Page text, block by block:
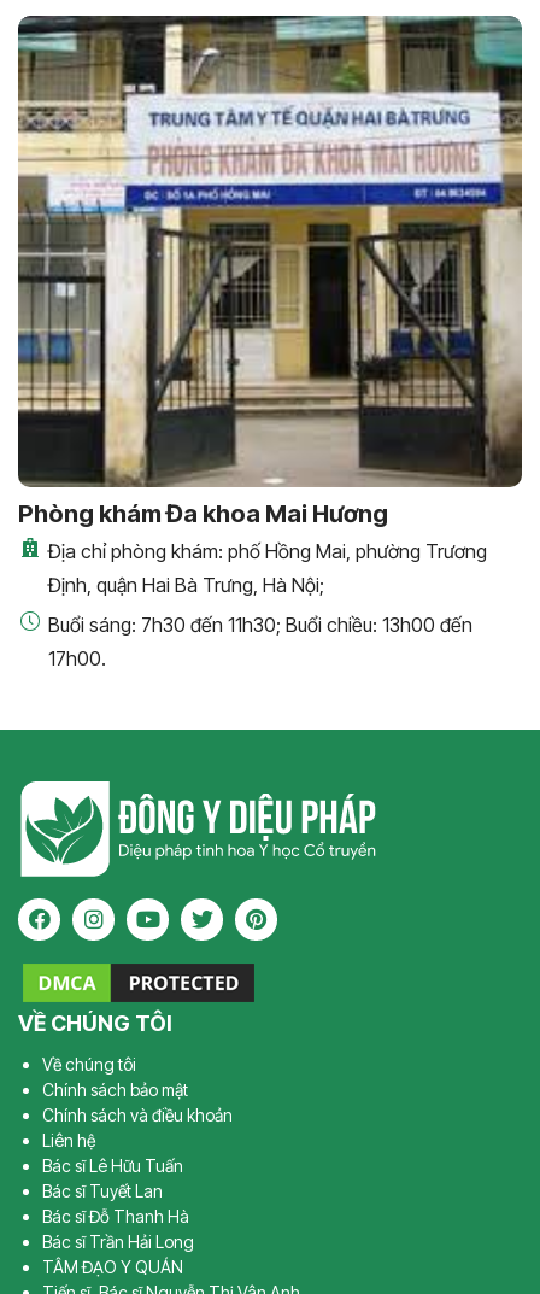
Phòng khám Đa khoa Mai Hương
Địa chỉ phòng khám: phố Hồng Mai, phường Trương
Định, quận Hai Bà Trưng, Hà Nội;
Buổi sáng: 7h30 đến 11h30; Buổi chiều: 13h00 đến
17h00.
VỀ CHÚNG TÔI
Về chúng tôi
Chính sách bảo mật
Chính sách và điều khoản
Liên hệ
Bác sĩ Lê Hữu Tuấn
Bác sĩ Tuyết Lan
Bác sĩ Đỗ Thanh Hà
Bác sĩ Trần Hải Long
TÂM ĐẠO Y QUÁN